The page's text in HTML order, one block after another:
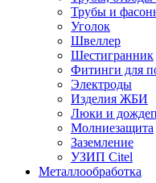
Трубы и
Уголок
Швеллер
Шестигранник
Фитинги для
Электроды
Изделия ЖБИ
Люки и
Молниезащита
Заземление
УЗИП Citel
Металлообработка